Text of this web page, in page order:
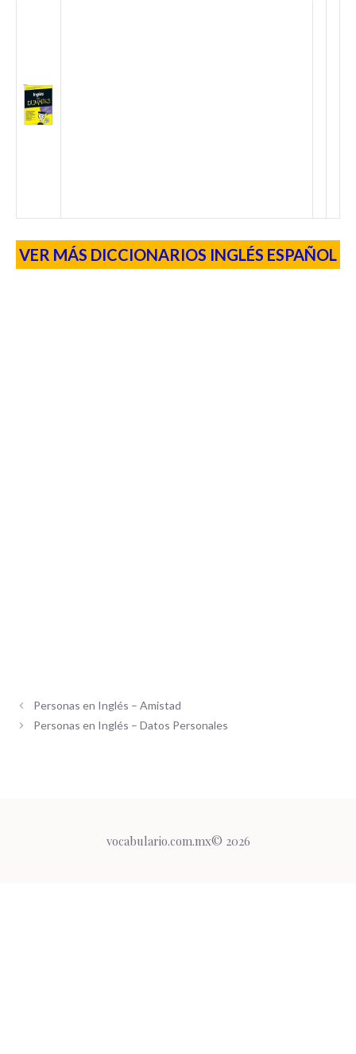
VER MÁS DICCIONARIOS INGLÉS ESPAÑOL
Personas en Inglés – Amistad
Personas en Inglés – Datos Personales
vocabulario.com.mx© 2026